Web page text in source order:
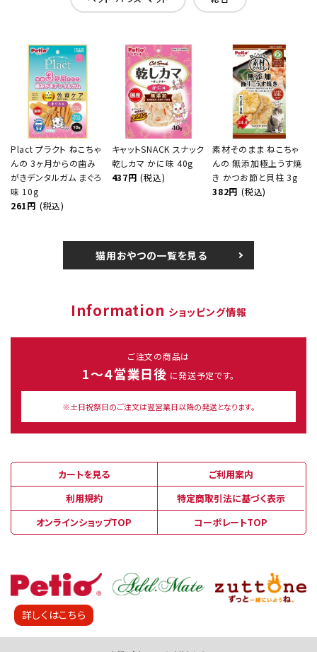
Plact プラクト ねこちゃ
んの 3ヶ月からの歯み
がきデンタルガム まぐろ
味 10g
261円 (税込)
キャットSNACK スナック
乾しカマ かに味 40g
437円 (税込)
素材そのまま ねこちゃ
んの 無添加極上うす焼
き かつお節と貝柱 3g
382円 (税込)
猫用おやつの一覧を見る
Information ショッピング情報
ご注文の商品は
1～４営業日後 に発送予定です。
※土日祝祭日のご注文は翌営業日以降の発送となります。
カートを見る
ご利用案内
利用規約
特定商取引法に基づく表示
オンラインショップTOP
コーポレートTOP
詳しくはこちら